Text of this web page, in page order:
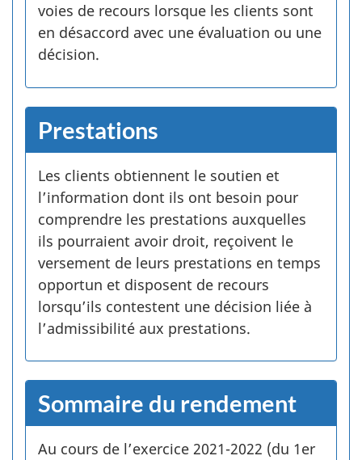
voies de recours lorsque les clients sont
en désaccord avec une évaluation ou une
décision.
Prestations
Les clients obtiennent le soutien et
l’information dont ils ont besoin pour
comprendre les prestations auxquelles
ils pourraient avoir droit, reçoivent le
versement de leurs prestations en temps
opportun et disposent de recours
lorsqu’ils contestent une décision liée à
l’admissibilité aux prestations.
Sommaire du rendement
Au cours de l’exercice 2021­-2022 (du 1er